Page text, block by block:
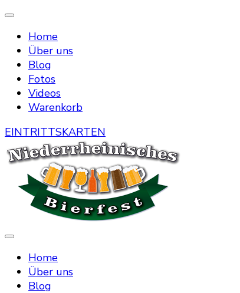
Home
Über uns
Blog
Fotos
Videos
Warenkorb
EINTRITTSKARTEN
Niederrheinisches Bierfest
Home
Über uns
Blog